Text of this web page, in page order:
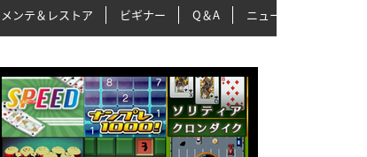
メンテ＆レストア ビギナー Q＆A ニュース＆トピックス